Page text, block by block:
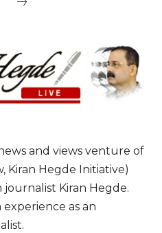
and views venture of
Kiran Hegde Initiative)
Kiran Hegde.
experience as an